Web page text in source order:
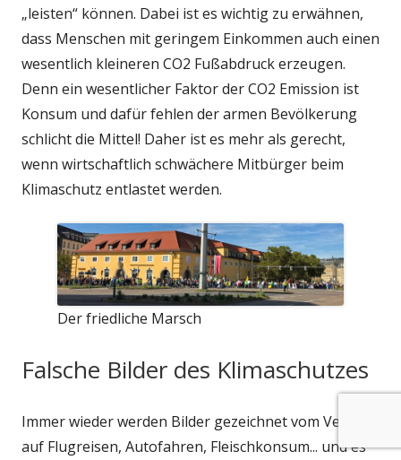
„leisten“ können. Dabei ist es wichtig zu erwähnen,
dass Menschen mit geringem Einkommen auch einen
wesentlich kleineren CO2 Fußabdruck erzeugen.
Denn ein wesentlicher Faktor der CO2 Emission ist
Konsum und dafür fehlen der armen Bevölkerung
schlicht die Mittel! Daher ist es mehr als gerecht,
wenn wirtschaftlich schwächere Mitbürger beim
Klimaschutz entlastet werden.
Der friedliche Marsch
Falsche Bilder des Klimaschutzes
Immer wieder werden Bilder gezeichnet vom Verzicht
auf Flugreisen, Autofahren, Fleischkonsum... und es